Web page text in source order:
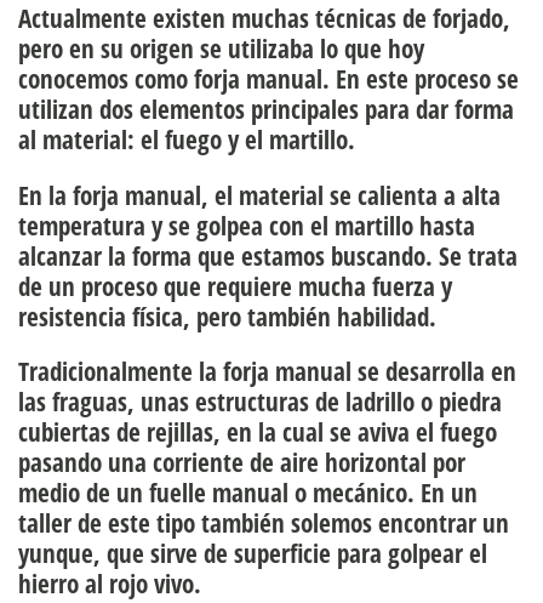
Actualmente existen muchastécnicas de forjado,
pero en su origen se utilizaba lo que hoy
conocemos como forja manual. En este proceso se
utilizan dos elementos principales para dar forma
al material: el fuego y el martillo.
En la forja manual, el material se calienta a alta
temperatura y se golpea con el martillo hasta
alcanzar la forma que estamos buscando. Se trata
de un proceso que requiere mucha fuerza y
resistencia física, pero también habilidad.
Tradicionalmente la forja manual se desarrolla en
las fraguas, unas estructuras de ladrillo o piedra
cubiertas de rejillas, en la cual se aviva el fuego
pasando una corriente de aire horizontal por
medio de un fuelle manual o mecánico. En un
taller de este tipo también solemos encontrar un
yunque, que sirve de superficie para golpear el
hierro al rojo vivo.